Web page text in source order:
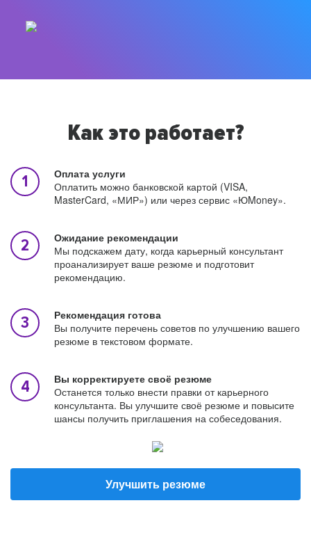
Как это работает?
Оплата услуги
Оплатить можно банковской картой (VISA,
MasterCard, «МИР») или через сервис «ЮMoney».
Ожидание рекомендации
Мы подскажем дату, когда карьерный консультант
проанализирует ваше резюме и подготовит
рекомендацию.
Рекомендация готова
Вы получите перечень советов по улучшению вашего
резюме в текстовом формате.
Вы корректируете своё резюме
Останется только внести правки от карьерного
консультанта. Вы улучшите своё резюме и повысите
шансы получить приглашения на собеседования.
Улучшить резюме